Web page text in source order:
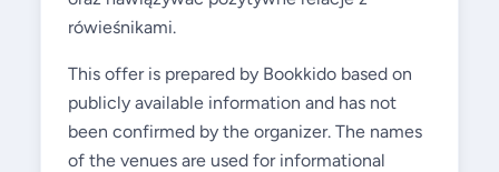
rówieśnikami.
This offer is prepared by Bookkido based on
publicly available information and has not
been confirmed by the organizer. The names
of the venues are used for informational